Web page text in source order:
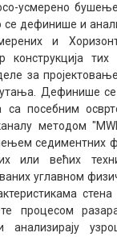
усмерено
дефинише и
и
конструкција
за
путања. Дефинише
са посебним
методом
седиментних
или већих
углавном
процесом